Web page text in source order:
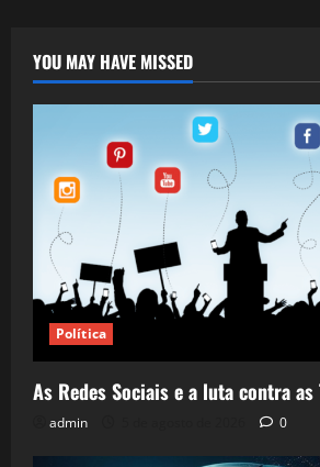
YOU MAY HAVE MISSED
Política
As Redes Sociais e a luta contra as
admin 0